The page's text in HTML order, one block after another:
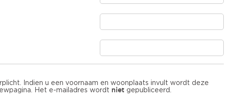
Indien u een voornaam en woonplaats invult wordt deze
Het e-mailadres wordt niet gepubliceerd.